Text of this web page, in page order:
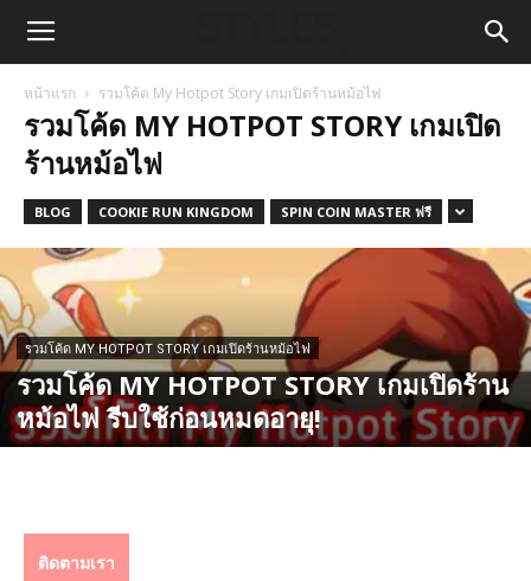
หน้าแรก รวมโค้ด My Hotpot Story เกมเปิดร้านหม้อไฟ
รวมโค้ด MY HOTPOT STORY เกมเปิด
ร้านหม้อไฟ
BLOG COOKIE RUN KINGDOM SPIN COIN MASTER ฟรี
รวมโค้ด MY HOTPOT STORY เกมเปิดร้านหม้อไฟ
รวมโค้ด MY HOTPOT STORY เกมเปิดร้าน
หม้อไฟ รีบใช้ก่อนหมดอายุ!
ติดตามเรา